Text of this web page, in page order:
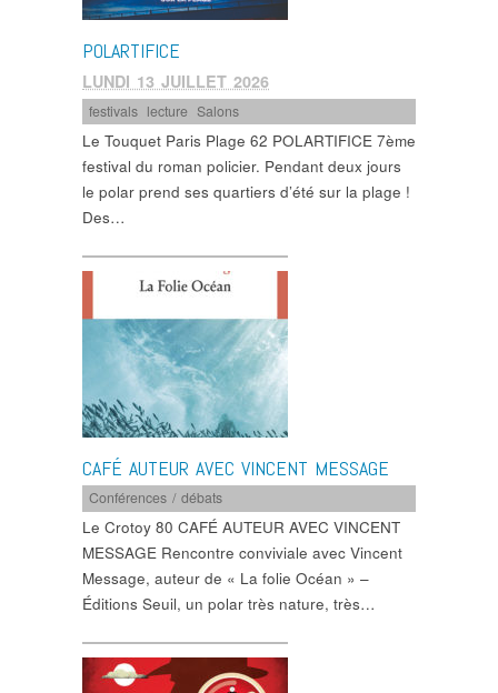
POLARTIFICE
LUNDI 13 JUILLET 2026
festivals lecture ,Salons
Le Touquet Paris Plage 62 POLARTIFICE 7ème
festival du roman policier. Pendant deux jours
le polar prend ses quartiers d’été sur la plage !
Des…
CAFÉ AUTEUR AVEC VINCENT MESSAGE
Conférences / débats
Le Crotoy 80 CAFÉ AUTEUR AVEC VINCENT
MESSAGE Rencontre conviviale avec Vincent
Message, auteur de « La folie Océan » –
Éditions Seuil, un polar très nature, très…